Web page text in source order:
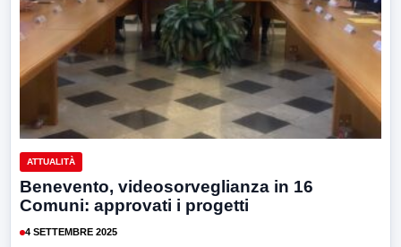
ATTUALITÀ
Benevento, videosorveglianza in 16
Comuni: approvati i progetti
4 SETTEMBRE 2025